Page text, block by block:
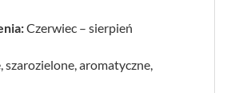
Czerwiec – sierpień
szarozielone, aromatyczne,